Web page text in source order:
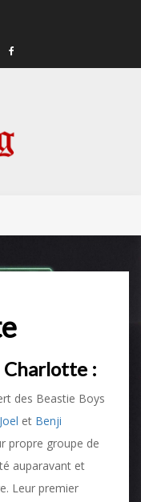
Charlotte :
des Beastie Boys
Joel et Benji
propre groupe de
auparavant et
Leur premier